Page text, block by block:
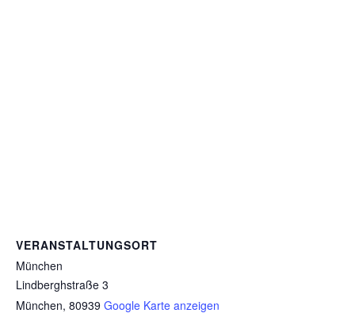
VERANSTALTUNGSORT
München
Lindberghstraße 3
München, 80939 Google Karte anzeigen